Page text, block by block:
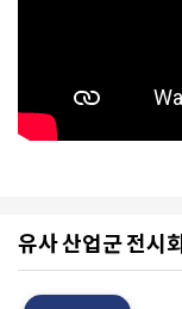
유사 산업군 전시회